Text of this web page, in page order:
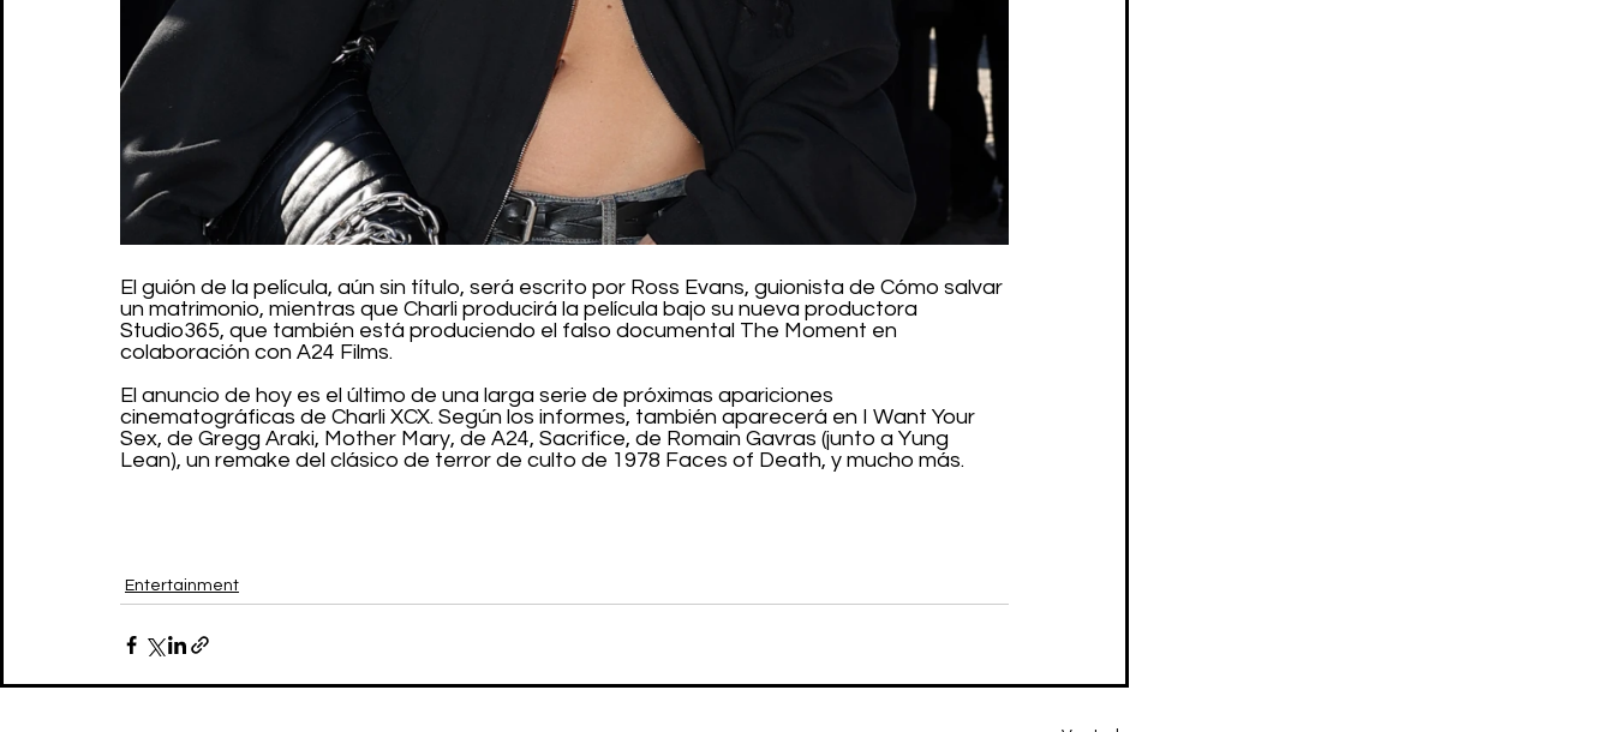
El guión de la película, aún sin título, será escrito por Ross Evans, guionista de Cómo salvar
un matrimonio, mientras que Charli producirá la película bajo su nueva productora
Studio365, que también está produciendo el falso documental The Moment en
colaboración con A24 Films.
El anuncio de hoy es el último de una larga serie de próximas apariciones
cinematográficas de Charli XCX. Según los informes, también aparecerá en I Want Your
Sex, de Gregg Araki, Mother Mary, de A24, Sacrifice, de Romain Gavras (junto a Yung
Lean), un remake del clásico de terror de culto de 1978 Faces of Death, y mucho más.
Entertainment